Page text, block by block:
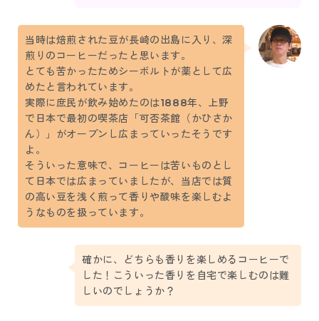
当時は焙煎された豆が長崎の出島に入り、深
煎りのコーヒーだったと思います。
とても苦かったためシーボルトが薬として広
めたと言われています。
実際に庶民が飲み始めたのは1888年、上野
で日本で最初の喫茶店「可否茶館（かひさか
ん）」がオープンし広まっていったそうです
よ。
そういった意味で、コーヒーは苦いものとし
て日本では広まっていましたが、当店では質
の高い豆を浅く煎って香りや酸味を楽しむよ
うなものを扱っています。
確かに、どちらも香りを楽しめるコーヒーで
した！こういった香りを自宅で楽しむのは難
しいのでしょうか？